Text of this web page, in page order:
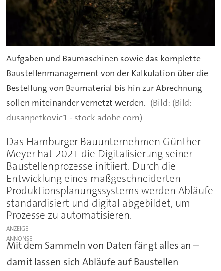
Aufgaben und Baumaschinen sowie das komplette
Baustellenmanagement von der Kalkulation über die
Bestellung von Baumaterial bis hin zur Abrechnung
sollen miteinander vernetzt werden.
(Bild:
dusanpetkovic1 - stock.adobe.com)
Das Hamburger Bauunternehmen Günther
Meyer hat 2021 die Digitalisierung seiner
Baustellenprozesse initiiert. Durch die
Entwicklung eines maßgeschneiderten
Produktionsplanungssystems werden Abläufe
standardisiert und digital abgebildet, um
Prozesse zu automatisieren.
ANZEIGE
Mit dem Sammeln von Daten fängt alles an –
damit lassen sich Abläufe auf Baustellen